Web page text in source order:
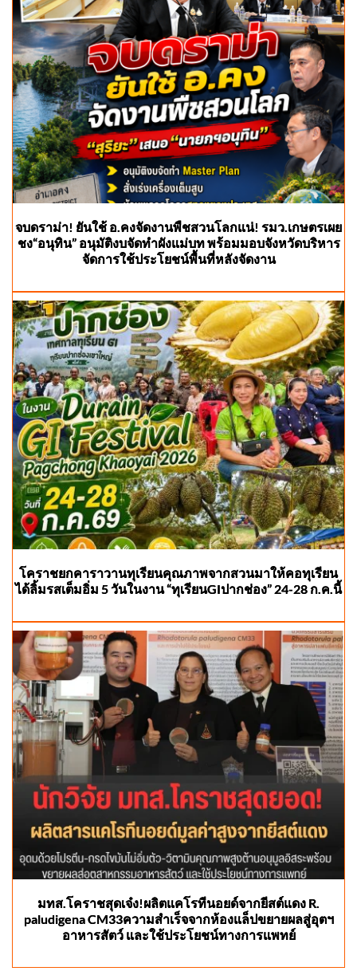
จบดราม่า! ยันใช้ อ.คงจัดงานพืชสวนโลกแน่! รมว.เกษตรเผย
ชง“อนุทิน” อนุมัติงบจัดทำผังแม่บท พร้อมมอบจังหวัดบริหาร
จัดการใช้ประโยชน์พื้นที่หลังจัดงาน
โคราชยกคาราวานทุเรียนคุณภาพจากสวนมาให้คอทุเรียน
ได้ลิ้มรสเต็มอิ่ม 5 วันในงาน “ทุเรียนGIปากช่อง” 24-28 ก.ค.นี้
มทส.โคราชสุดเจ๋ง!ผลิตแคโรทีนอยด์จากยีสต์แดง R.
paludigena CM33ความสำเร็จจากห้องแล็ปขยายผลสู่อุตฯ
อาหารสัตว์ และใช้ประโยชน์ทางการแพทย์